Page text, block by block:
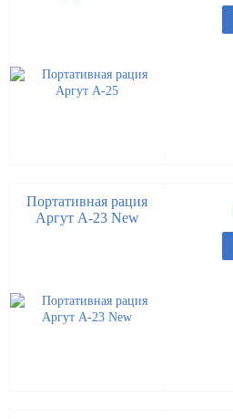
Портативная рация
Аргут А-23 New